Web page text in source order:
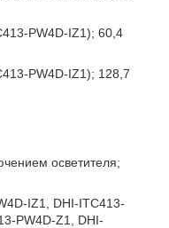
PW4D-IZ1); 60,4
PW4D-IZ1); 128,7
осветителя;
IZ1, DHI-ITC413-
PW4D-Z1, DHI-